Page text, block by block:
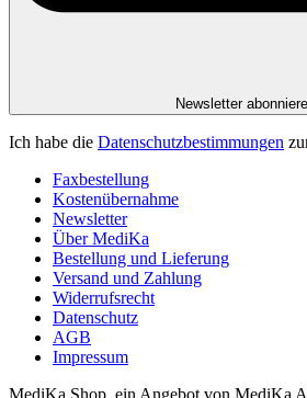
Newsletter
Ich habe die Datenschutzbestimmungen
Faxbestellung
Kostenübernahme
Newsletter
Über MediKa
Bestellung und Lieferung
Versand und Zahlung
Widerrufsrecht
Datenschutz
AGB
Impressum
MediKa Shop, ein Angebot von MediKa